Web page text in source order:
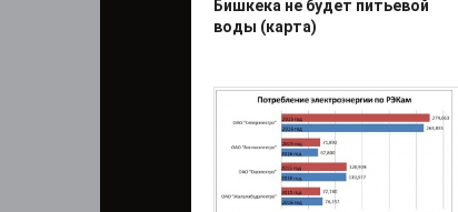
Бишкека не будет питьевой
воды (карта)